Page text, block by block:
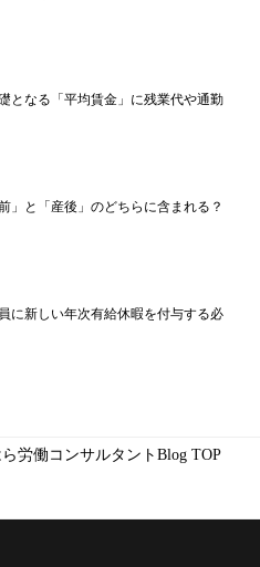
となる「平均賃金」に残業代や通勤
」と「産後」のどちらに含まれる？
に新しい年次有給休暇を付与する必
労働コンサルタントBlog TOP